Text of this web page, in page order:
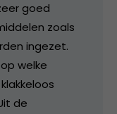
goed
zoals
ingezet.
welke
de